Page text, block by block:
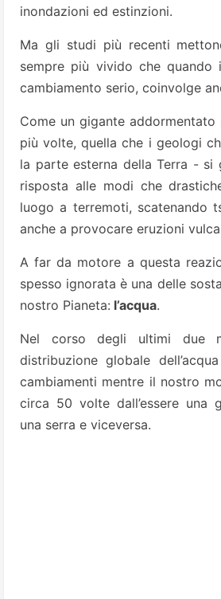
inondazioni ed estinzioni.
Ma gli studi più recenti
sempre più vivido che quando
cambiamento serio, coinvolge
Come un gigante
più volte, quella che i geologi
la parte esterna della Terra - si
risposta alle modi che
luogo a terremoti, scatenando
anche a provocare eruzioni
A far da motore a questa
spesso ignorata è una delle
nostro Pianeta: l’acqua.
Nel corso degli ultimi due
distribuzione globale
cambiamenti mentre il nostro
circa 50 volte dall’essere una
una serra e viceversa.